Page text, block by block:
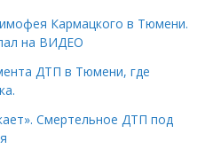
Кармацкого в Тюмени.
на ВИДЕО
ДТП в Тюмени, где
Смертельное ДТП под